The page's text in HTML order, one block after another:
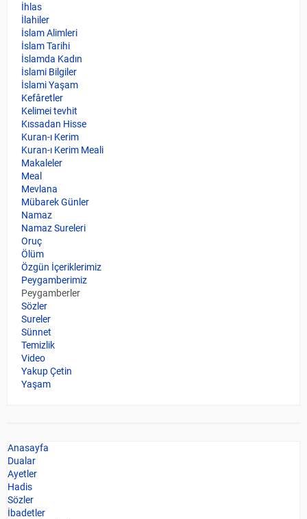
İhlas
İlahiler
İslam Alimleri
İslam Tarihi
İslamda Kadın
İslami Bilgiler
İslami Yaşam
Kefâretler
Kelimei tevhit
Kıssadan Hisse
Kuran-ı Kerim
Kuran-ı Kerim Meali
Makaleler
Meal
Mevlana
Mübarek Günler
Namaz
Namaz Sureleri
Oruç
Ölüm
Özgün İçeriklerimiz
Peygamberimiz
Peygamberler
Sözler
Sureler
Sünnet
Temizlik
Video
Yakup Çetin
Yaşam
Anasayfa
Dualar
Ayetler
Hadis
Sözler
İbadetler